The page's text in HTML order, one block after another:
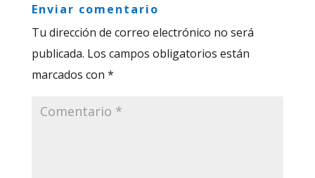
Enviar comentario
Tu dirección de correo electrónico no será
publicada. Los campos obligatorios están
marcados con *